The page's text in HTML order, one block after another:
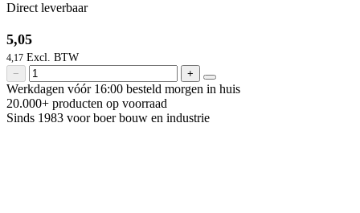
Direct leverbaar
5,05
4,17
− +
Werkdagen vóór 16:00 besteld morgen in huis
20.000+ producten op voorraad
Sinds 1983 voor boerbouw en industrie